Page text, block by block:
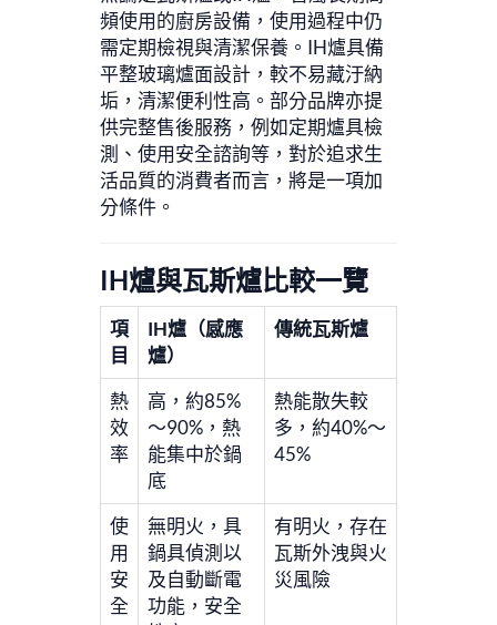
頻使用的廚房設備，使用過程中仍
需定期檢視與清潔保養。IH爐具備
平整玻璃爐面設計，較不易藏汙納
垢，清潔便利性高。部分品牌亦提
供完整售後服務，例如定期爐具檢
測、使用安全諮詢等，對於追求生
活品質的消費者而言，將是一項加
分條件。
IH爐與瓦斯爐比較一覽
項
目
IH爐（感應
爐）
傳統瓦斯爐
熱
效
率
高，約85%
～90%，熱
能集中於鍋
底
熱能散失較
多，約40%～
45%
使
用
安
全
無明火，具
鍋具偵測以
及自動斷電
功能，安全
有明火，存在
瓦斯外洩與火
災風險